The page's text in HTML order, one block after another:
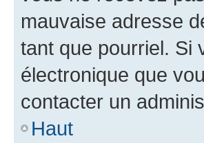
mauvaise adresse
tant que pourriel. Si
électronique que
contacter un
Haut